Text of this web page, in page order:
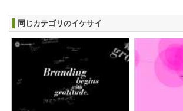
同じカテゴリのイケサイ